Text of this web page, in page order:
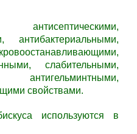
антибактериальными,
слабительными,
антигельминтными,
свойствами.
используются в